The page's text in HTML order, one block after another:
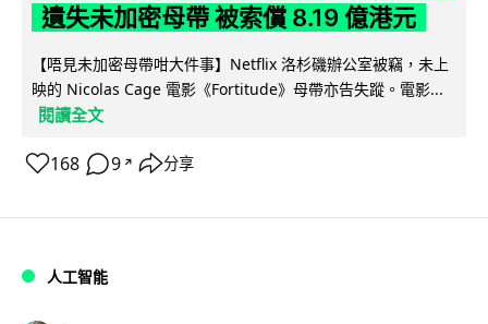
遺失未加密母帶 被索償 8.19 億港元
【唔見未加密母帶咁大件事】Netflix 洛杉磯辦公室被竊，未上
映的 Nicolas Cage 電影《Fortitude》母帶亦告失蹤。電影...
閱讀全文
168 9 ↗ 分享
人工智能